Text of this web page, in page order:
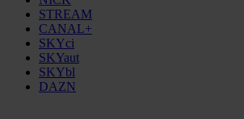
STREAM
CANAL+
SKYci
SKYaut
SKYbl
DAZN